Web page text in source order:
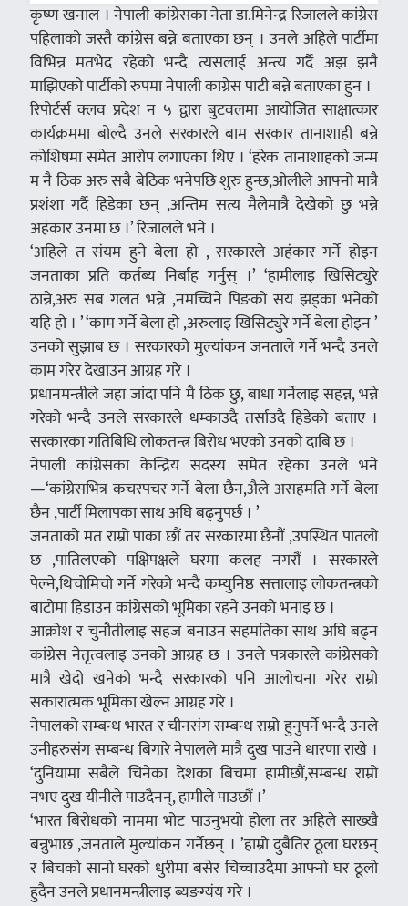
कृष्ण खनाल । नेपाली कांग्रेसका नेता डा.मिनेन्द्र रिजालले कांग्रेस
पहिलाको जस्तै कांग्रेस बन्ने बताएका छन् । उनले अहिले पार्टीमा
विभिन्न मतभेद रहेको भन्दै त्यसलाई अन्त्य गर्दै अझ झनै
माझिएको पार्टीको रुपमा नेपाली काग्रेस पाटी बन्ने बताएका हुन ।
रिपोर्टर्स क्लव प्रदेश न ५ द्वारा बुटवलमा आयोजित साक्षात्कार
कार्यक्रममा बोल्दै उनले सरकारले बाम सरकार तानाशाही बन्ने
कोशिषमा समेत आरोप लगाएका थिए । ‘हरेक तानाशाहको जन्म
म नै ठिक अरु सबै बेठिक भनेपछि शुरु हुन्छ,ओलीले आफ्नो मात्रै
प्रशंशा गर्दै हिडेका छन् ,अन्तिम सत्य मैलेमात्रै देखेको छु भन्ने
अहंकार उनमा छ ।’ रिजालले भने ।
‘अहिले त संयम हुने बेला हो , सरकारले अहंकार गर्ने होइन
जनताका प्रति कर्तब्य निर्बाह गर्नुस् ।’ ‘हामीलाइ खिसिट्युरे
ठान्ने,अरु सब गलत भन्ने ,नमच्चिने पिङको सय झड्का भनेको
यहि हो । ’ ‘काम गर्ने बेला हो ,अरुलाइ खिसिट्युरे गर्ने बेला होइन ’
उनको सुझाब छ । सरकारको मुल्यांकन जनताले गर्ने भन्दै उनले
काम गरेर देखाउन आग्रह गरे ।
प्रधानमन्त्रीले जहा जांदा पनि मै ठिक छु, बाधा गर्नेलाइ सहन्न, भन्ने
गरेको भन्दै उनले सरकारले धम्काउदै तर्साउदै हिडेको बताए ।
सरकारका गतिबिधि लोकतन्त्र बिरोध भएको उनको दाबि छ ।
नेपाली कांग्रेसका केन्द्रिय सदस्य समेत रहेका उनले भने
—‘कांग्रेसभित्र कचरपचर गर्ने बेला छैन,अ‍ैले असहमति गर्ने बेला
छैन ,पार्टी मिलापका साथ अघि बढ्नुपर्छ । ’
जनताको मत राम्रो पाका छौं तर सरकारमा छैनौं ,उपस्थित पातलो
छ ,पातिलएको पक्षिपक्षले घरमा कलह नगरौं । सरकारले
पेल्ने,थिचोमिचो गर्ने गरेको भन्दै कम्युनिष्ठ सत्तालाइ लोकतन्त्रको
बाटोमा हिडाउन कांग्रेसको भूमिका रहने उनको भनाइ छ ।
आक्रोश र चुनौतीलाइ सहज बनाउन सहमतिका साथ अघि बढ्न
कांग्रेस नेतृत्वलाइ उनको आग्रह छ । उनले पत्रकारले कांग्रेसको
मात्रै खेदो खनेको भन्दै सरकारको पनि आलोचना गरेर राम्रो
सकारात्मक भूमिका खेल्न आग्रह गरे ।
नेपालको सम्बन्ध भारत र चीनसंग सम्बन्ध राम्रो हुनुपर्ने भन्दै उनले
उनीहरुसंग सम्बन्ध बिगारे नेपालले मात्रै दुख पाउने धारणा राखे ।
‘दुनियामा सबैले चिनेका देशका बिचमा हामीछौं,सम्बन्ध राम्रो
नभए दुख यीनीले पाउदैनन्, हामीले पाउछौं ।’
‘भारत बिरोधको नाममा भोट पाउनुभयो होला तर अहिले साख्खै
बन्नुभाछ ,जनताले मुल्यांकन गर्नेछन् । ’हाम्रो दुबैतिर ठूला घरछन्
र बिचको सानो घरको धुरीमा बसेर चिच्चाउदैमा आफ्नो घर ठूलो
हुदैन उनले प्रधानमन्त्रीलाइ ब्यङग्यंय गरे ।